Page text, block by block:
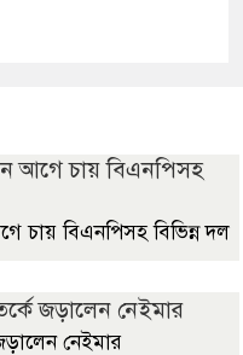
চায় বিএনপিসহ বিভিন্ন দল
নেইমার